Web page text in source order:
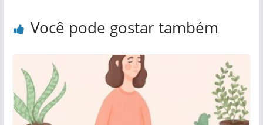
Você pode gostar também